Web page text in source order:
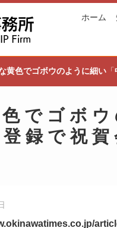
ホーム
黄色でゴボウのように細い 「
でゴボ
録で祝賀